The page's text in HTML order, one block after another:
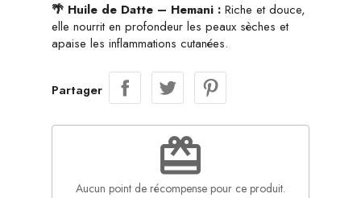
🌴 Huile de Datte – Hemani : Riche et douce,
elle nourrit en profondeur les peaux sèches et
apaise les inflammations cutanées.
Partager
redeem
Aucun point de récompense pour ce produit.